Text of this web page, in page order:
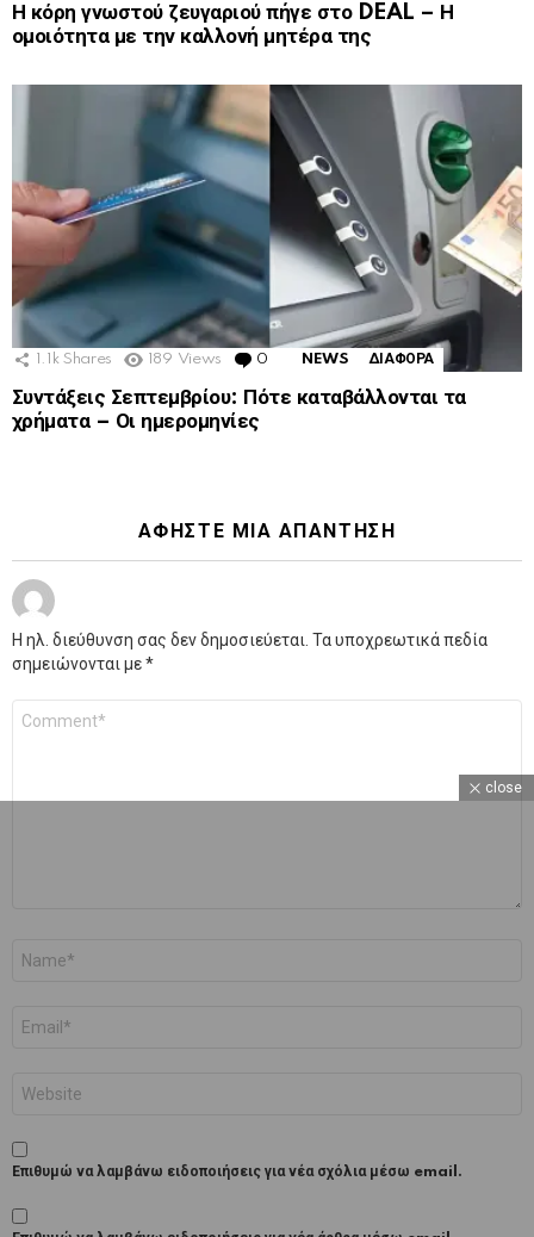
Η κόρη γνωστού ζευγαριού πήγε στο DEAL – Η
ομοιότητα με την καλλονή μητέρα της
1.1k Shares 189 Views 0 Comments
NEWS ΔΙΑΦΟΡΑ
Συντάξεις Σεπτεμβρίου: Πότε καταβάλλονται τα
χρήματα – Οι ημερομηνίες
ΑΦΉΣΤΕ ΜΙΑ ΑΠΆΝΤΗΣΗ
Η ηλ. διεύθυνση σας δεν δημοσιεύεται. Τα υποχρεωτικά πεδία
σημειώνονται με*
Επιθυμώ να λαμβάνω ειδοποιήσεις για νέα σχόλια μέσω email.
close